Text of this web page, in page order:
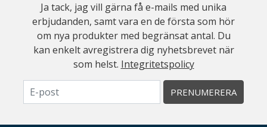
Ja tack, jag vill gärna få e-mails med unika
erbjudanden, samt vara en de första som hör
om nya produkter med begränsat antal. Du
kan enkelt avregistrera dig nyhetsbrevet när
som helst. Integritetspolicy
PRENUMERERA